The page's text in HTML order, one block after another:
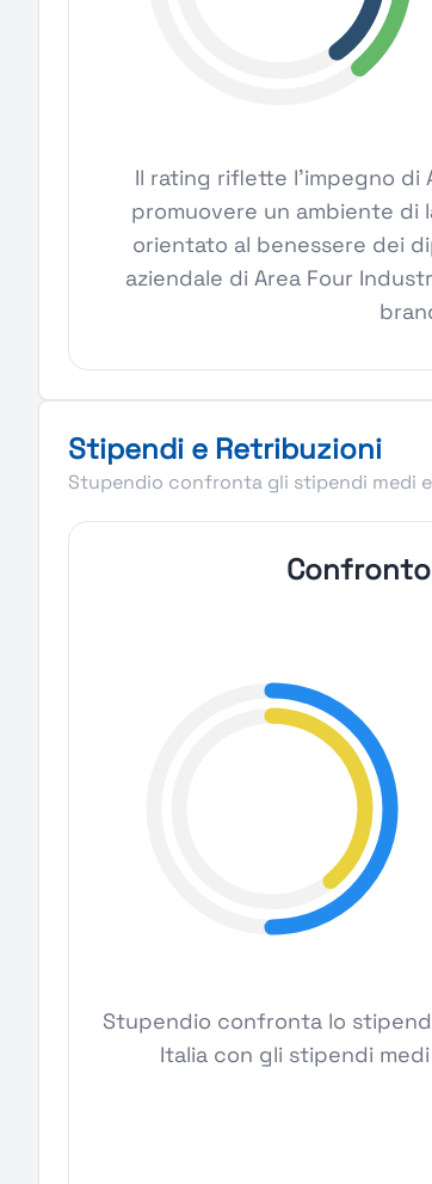
Il rating riflette l'impegno di
promuovere un ambiente di
orientato al benessere dei
aziendale di Area Four
Stipendi e Retribuzioni
Stupendio confronta gli stipendi medi
Stupendio confronta lo
Italia con gli stipendi